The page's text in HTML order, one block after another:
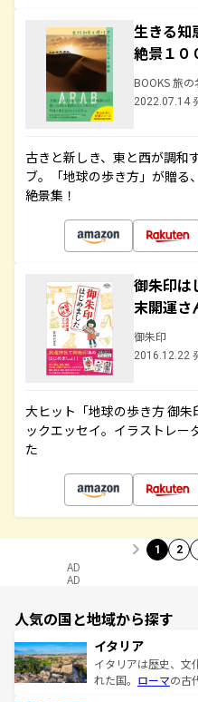
生きる知
絶景１０
BOOKS 旅
2022.07.14
古きと新しき、東と西が調和
ブ。「地球の歩き方」が贈る
絶景集！
御朱印
末開運さ
御朱印
2016.12.22
大ヒット「地球の歩き方 御
ックエッセイ。イラストレー
た
1 2
AD
AD
人気の国と地域から探す
イタリア
イタリアは歴史、文
れた国。 ローマの古